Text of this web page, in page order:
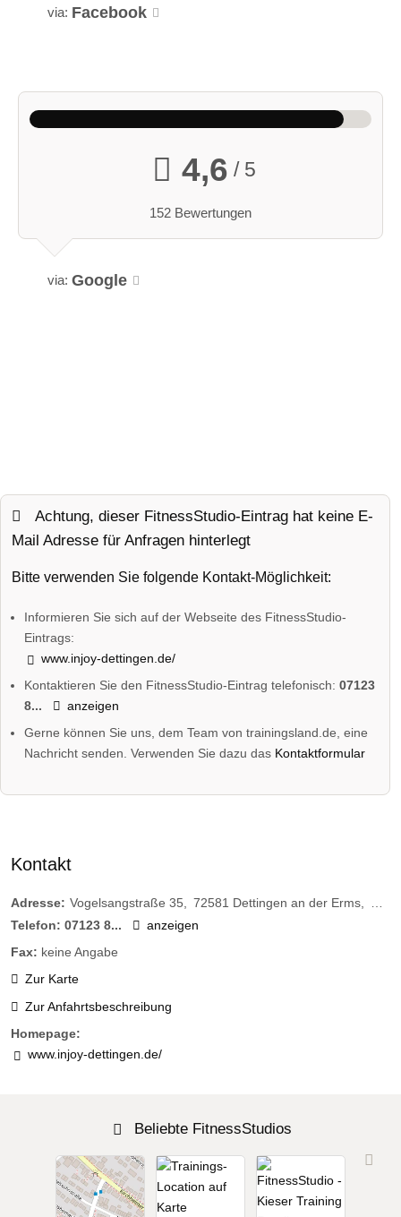
via: Facebook
4,6 / 5
152 Bewertungen
via: Google
Achtung, dieser FitnessStudio-Eintrag hat keine E-
Mail Adresse für Anfragen hinterlegt
Bitte verwenden Sie folgende Kontakt-Möglichkeit:
Informieren Sie sich auf der Webseite des FitnessStudio-
Eintrags:
www.injoy-dettingen.de/
Kontaktieren Sie den FitnessStudio-Eintrag telefonisch:07123
8...
anzeigen
Gerne können Sie uns, dem Team von trainingsland.de, eine
Nachricht senden. Verwenden Sie dazu das Kontaktformular
Kontakt
Adresse: Vogelsangstraße 35 72581 Dettingen an der Erms
Telefon: 07123 8...
anzeigen
Fax: keine Angabe
Zur Karte
Zur Anfahrtsbeschreibung
Homepage:
www.injoy-dettingen.de/
Beliebte FitnessStudios